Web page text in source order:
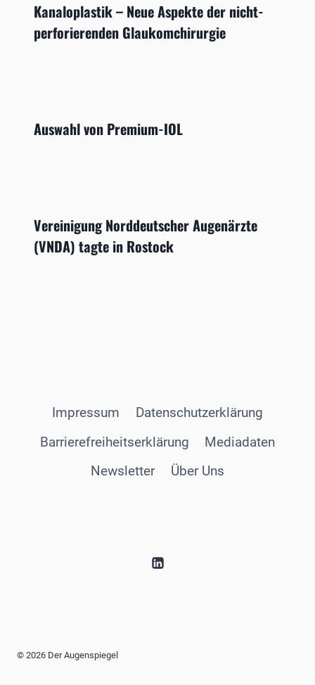
Kanaloplastik – Neue Aspekte der nicht-
perforierenden Glaukomchirurgie
Auswahl von Premium-IOL
Vereinigung Norddeutscher Augenärzte
(VNDA) tagte in Rostock
Impressum
Datenschutzerklärung
Barrierefreiheitserklärung
Mediadaten
Newsletter
Über Uns
© 2026 Der Augenspiegel